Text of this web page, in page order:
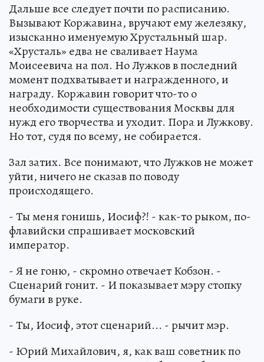
Дальше все следует почти по расписанию.
Вызывают Коржавина, вручают ему железяку,
изысканно именуемую Хрустальный шар.
«Хрусталь» едва не сваливает Наума
Моисеевича на пол. Но Лужков в последний
момент подхватывает и награжденного, и
награду. Коржавин говорит что-то о
необходимости существования Москвы для
нужд его творчества и уходит. Пора и Лужкову.
Но тот, судя по всему, не собирается.
Зал затих. Все понимают, что Лужков не может
уйти, ничего не сказав по поводу
происходящего.
- Ты меня гонишь, Иосиф?! - как-то рыком, по-
флавийски спрашивает московский
император.
- Я не гоню, - скромно отвечает Кобзон. -
Сценарий гонит. - И показывает мэру стопку
бумаги в руке.
- Ты, Иосиф, этот сценарий... - рычит мэр.
- Юрий Михайлович, я, как ваш советник по